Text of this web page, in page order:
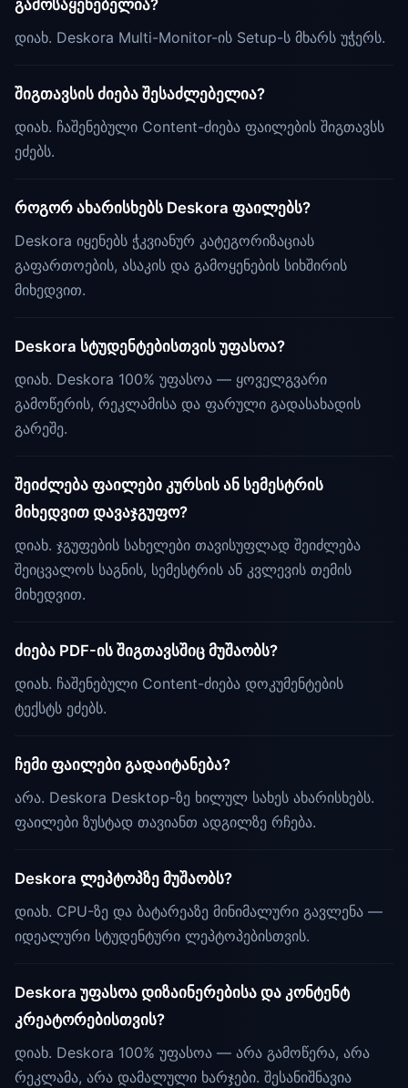
გამოსაყენებელია?
დიახ. Deskora Multi-Monitor-ის Setup-ს მხარს უჭერს.
შიგთავსის ძიება შესაძლებელია?
დიახ. ჩაშენებული Content-ძიება ფაილების შიგთავსს
ეძებს.
როგორ ახარისხებს Deskora ფაილებს?
Deskora იყენებს ჭკვიანურ კატეგორიზაციას
გაფართოების, ასაკის და გამოყენების სიხშირის
მიხედვით.
Deskora სტუდენტებისთვის უფასოა?
დიახ. Deskora 100% უფასოა — ყოველგვარი
გამოწერის, რეკლამისა და ფარული გადასახადის
გარეშე.
შეიძლება ფაილები კურსის ან სემესტრის
მიხედვით დავაჯგუფო?
დიახ. ჯგუფების სახელები თავისუფლად შეიძლება
შეიცვალოს საგნის, სემესტრის ან კვლევის თემის
მიხედვით.
ძიება PDF-ის შიგთავსშიც მუშაობს?
დიახ. ჩაშენებული Content-ძიება დოკუმენტების
ტექსტს ეძებს.
ჩემი ფაილები გადაიტანება?
არა. Deskora Desktop-ზე ხილულ სახეს ახარისხებს.
ფაილები ზუსტად თავიანთ ადგილზე რჩება.
Deskora ლეპტოპზე მუშაობს?
დიახ. CPU-ზე და ბატარეაზე მინიმალური გავლენა —
იდეალური სტუდენტური ლეპტოპებისთვის.
Deskora უფასოა დიზაინერებისა და კონტენტ
კრეატორებისთვის?
დიახ. Deskora 100% უფასოა — არა გამოწერა, არა
რეკლამა, არა დამალული ხარჯები. შესანიშნავია